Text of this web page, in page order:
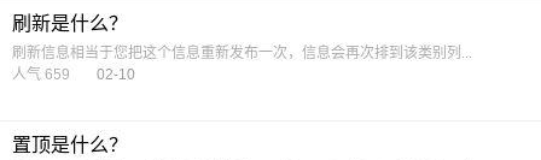
刷新是什么？
刷新信息相当于您把这个信息重新发布一次，信息会再次排到该类别列...
人气 659
02-10
置顶是什么？